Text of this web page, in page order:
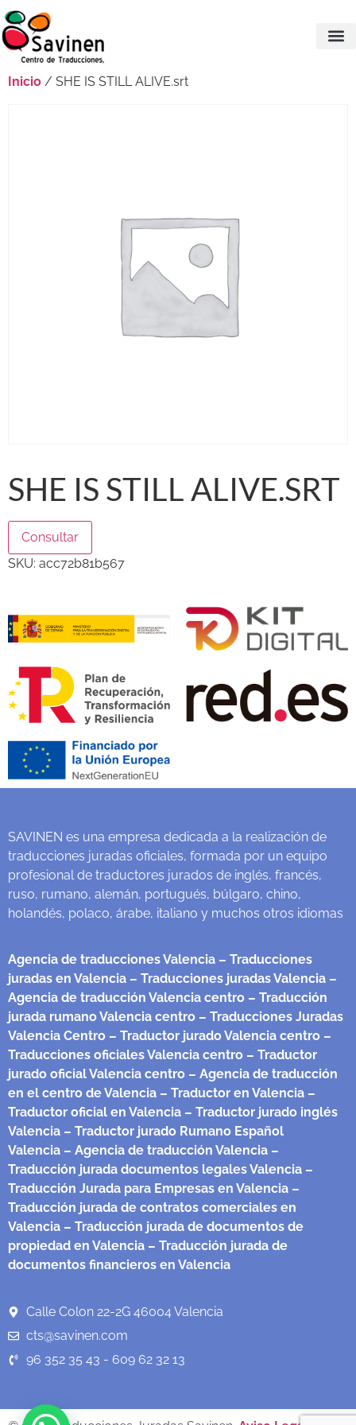
Inicio / SHE IS STILL ALIVE.srt
SHE IS STILL ALIVE.SRT
Consultar
SKU: acc72b81b567
SAVINEN es una empresa dedicada a la realización de
traducciones juradas oficiales, formada por un equipo
profesional de traductores jurados de inglés, francés,
ruso, rumano, alemán, portugués, búlgaro, chino,
holandés, polaco, árabe, italiano y muchos otros idiomas
Agencia de traducciones Valencia – Traducciones
juradas en Valencia – Traducciones juradas Valencia –
Agencia de traducción Valencia centro – Traducción
jurada rumano Valencia centro – Traducciones Juradas
Valencia Centro – Traductor jurado Valencia centro –
Traducciones oficiales Valencia centro – Traductor
jurado oficial Valencia centro – Agencia de traducción
en el centro de Valencia – Traductor en Valencia –
Traductor oficial en Valencia – Traductor jurado inglés
Valencia – Traductor jurado Rumano Español
Valencia – Agencia de traducción Valencia –
Traducción jurada documentos legales Valencia –
Traducción Jurada para Empresas en Valencia –
Traducción jurada de contratos comerciales en
Valencia – Traducción jurada de documentos de
propiedad en Valencia – Traducción jurada de
documentos financieros en Valencia
Calle Colon 22-2G 46004 Valencia
cts@savinen.com
96 352 35 43 - 609 62 32 13